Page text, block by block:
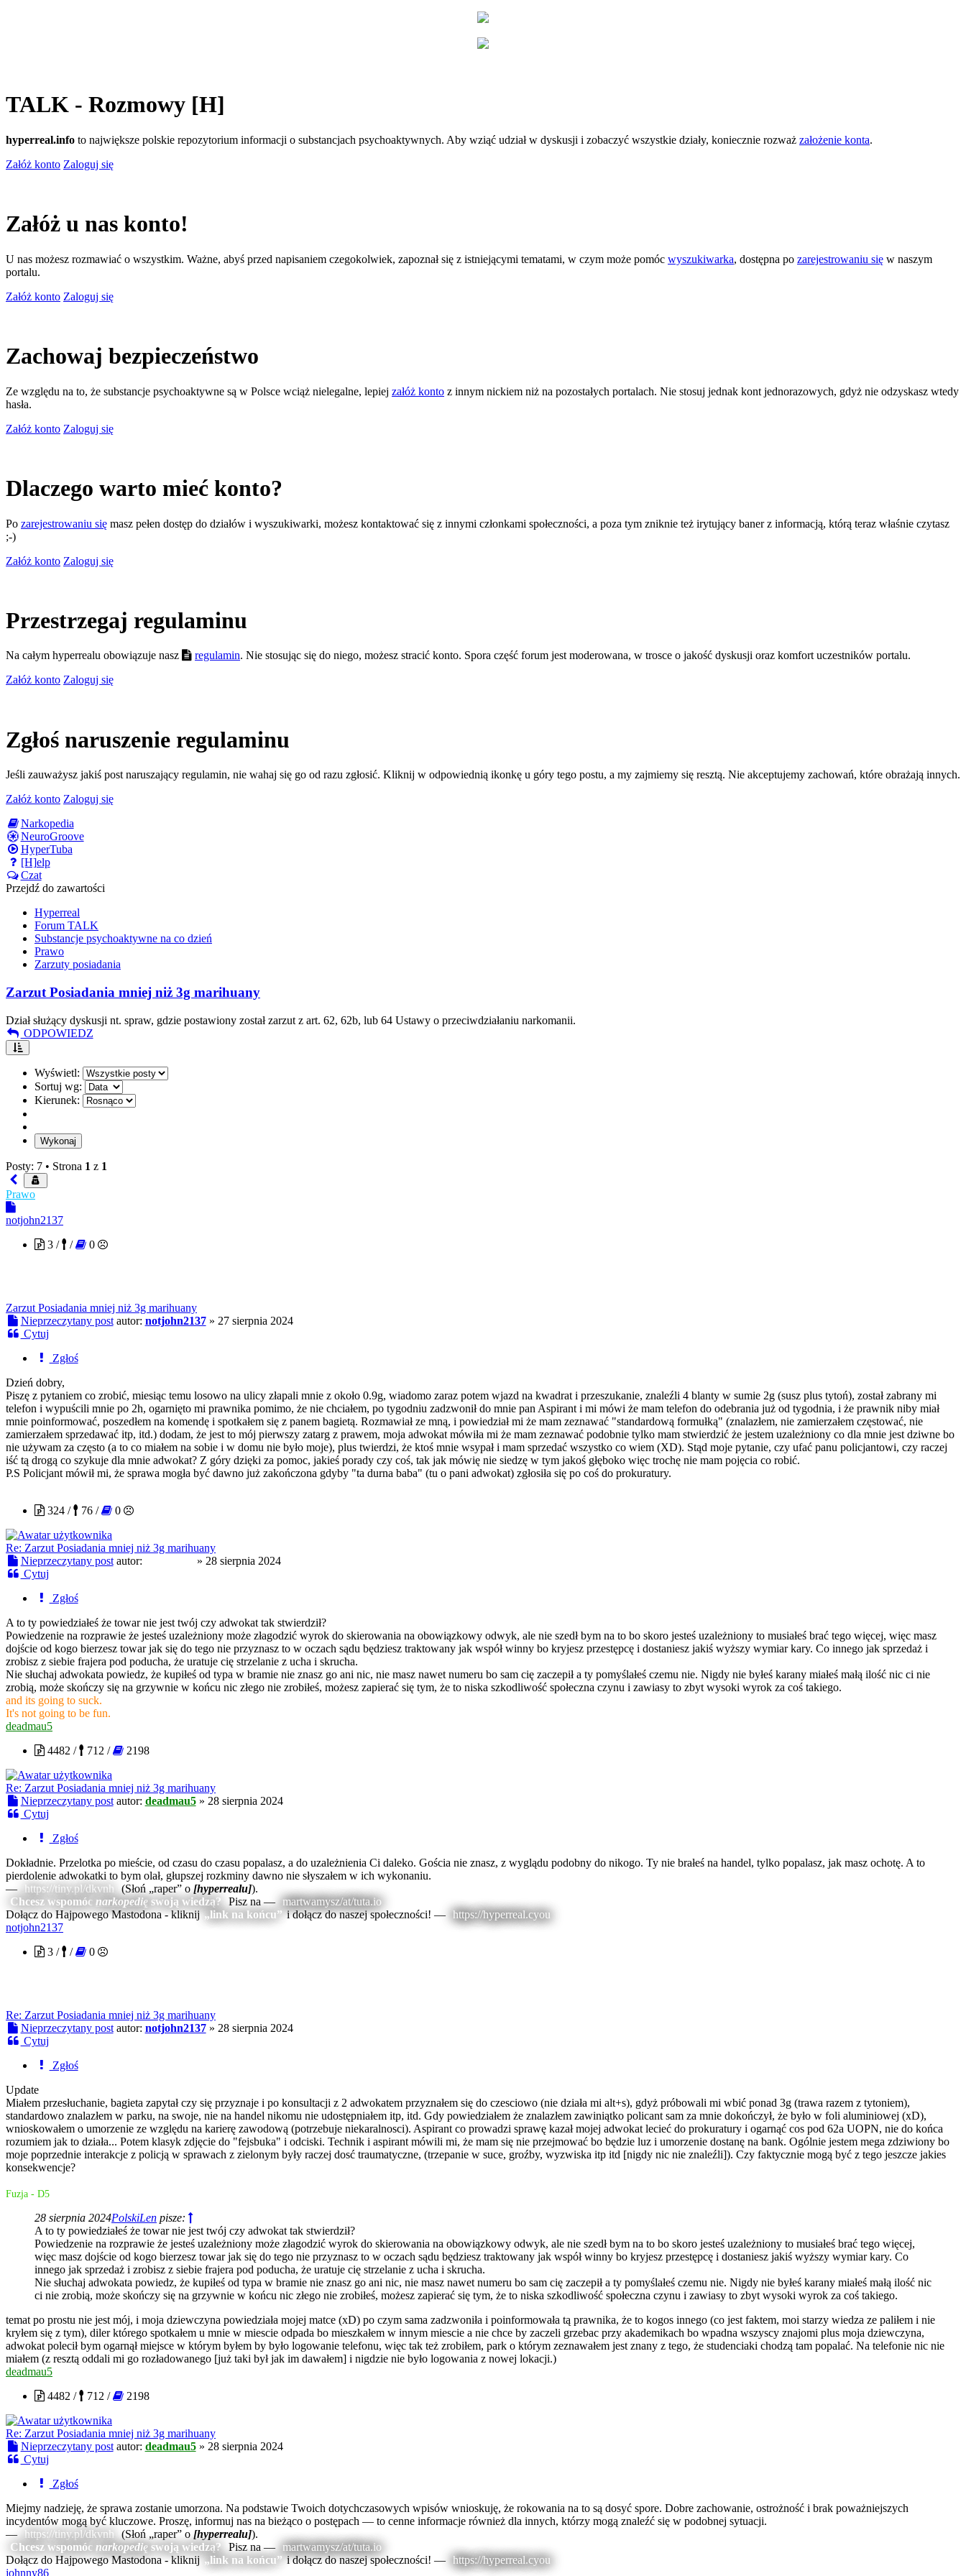
TALK - Rozmowy [H]
hyperreal.info to największe polskie repozytorium informacji o substancjach psychoaktywnych. Aby wziąć udział w dyskusji i zobaczyć wszystkie działy, koniecznie rozważ założenie konta.
Załóż konto Zaloguj się
Załóż u nas konto!
U nas możesz rozmawiać o wszystkim. Ważne, abyś przed napisaniem czegokolwiek, zapoznał się z istniejącymi tematami, w czym może pomóc wyszukiwarka, dostępna po zarejestrowaniu się w naszym
portalu.
Załóż konto Zaloguj się
Zachowaj bezpieczeństwo
Ze względu na to, że substancje psychoaktywne są w Polsce wciąż nielegalne, lepiej załóż konto z innym nickiem niż na pozostałych portalach. Nie stosuj jednak kont jednorazowych, gdyż nie odzyskasz wtedy
hasła.
Załóż konto Zaloguj się
Dlaczego warto mieć konto?
Po zarejestrowaniu się masz pełen dostęp do działów i wyszukiwarki, możesz kontaktować się z innymi członkami społeczności, a poza tym zniknie też irytujący baner z informacją, którą teraz właśnie czytasz
;-)
Załóż konto Zaloguj się
Przestrzegaj regulaminu
Na całym hyperrealu obowiązuje nasz regulamin. Nie stosując się do niego, możesz stracić konto. Spora część forum jest moderowana, w trosce o jakość dyskusji oraz komfort uczestników portalu.
Załóż konto Zaloguj się
Zgłoś naruszenie regulaminu
Jeśli zauważysz jakiś post naruszający regulamin, nie wahaj się go od razu zgłosić. Kliknij w odpowiednią ikonkę u góry tego postu, a my zajmiemy się resztą. Nie akceptujemy zachowań, które obrażają innych.
Załóż konto Zaloguj się
Narkopedia
NeuroGroove
HyperTuba
[H]elp
Czat
Przejdź do zawartości
Hyperreal
Forum TALK
Substancje psychoaktywne na co dzień
Prawo
Zarzuty posiadania
Zarzut Posiadania mniej niż 3g marihuany
Dział służący dyskusji nt. spraw, gdzie postawiony został zarzut z art. 62, 62b, lub 64 Ustawy o przeciwdziałaniu narkomanii.
ODPOWIEDZ
Wyświetl:
Sortuj wg:
Kierunek:
Posty: 7 • Strona 1 z 1
Prawo
notjohn2137
3 /
/ 0
Zarzut Posiadania mniej niż 3g marihuany
Nieprzeczytany post autor: notjohn2137» 27 sierpnia 2024
Cytuj
Zgłoś
Dzień dobry,
Piszę z pytaniem co zrobić, miesiąc temu losowo na ulicy złapali mnie z około 0.9g, wiadomo zaraz potem wjazd na kwadrat i przeszukanie, znaleźli 4 blanty w sumie 2g (susz plus tytoń), został zabrany mi
telefon i wypuścili mnie po 2h, ogarnięto mi prawnika pomimo, że nie chciałem, po tygodniu zadzwonił do mnie pan Aspirant i mi mówi że mam telefon do odebrania już od tygodnia, i że prawnik niby miał
mnie poinformować, poszedłem na komendę i spotkałem się z panem bagietą. Rozmawiał ze mną, i powiedział mi że mam zeznawać "standardową formułką" (znalazłem, nie zamierzałem częstować, nie
zamierzałem sprzedawać itp, itd.) dodam, że jest to mój pierwszy zatarg z prawem, moja adwokat mówiła mi że mam zeznawać podobnie tylko mam stwierdzić że jestem uzależniony co dla mnie jest dziwne bo
nie używam za często (a to co miałem na sobie i w domu nie było moje), plus twierdzi, że ktoś mnie wsypał i mam sprzedać wszystko co wiem (XD). Stąd moje pytanie, czy ufać panu policjantowi, czy raczej
iść tą drogą co szykuje dla mnie adwokat? Z góry dzięki za pomoc, jakieś porady czy coś, tak jak mówię nie siedzę w tym jakoś głęboko więc trochę nie mam pojęcia co robić.
P.S Policjant mówił mi, że sprawa mogła być dawno już zakończona gdyby "ta durna baba" (tu o pani adwokat) zgłosiła się po coś do prokuratury.
324 /
76 / 0
Re: Zarzut Posiadania mniej niż 3g marihuany
Nieprzeczytany post autor: » 28 sierpnia 2024
Cytuj
Zgłoś
A to ty powiedziałeś że towar nie jest twój czy adwokat tak stwierdził?
Powiedzenie na rozprawie że jesteś uzależniony może złagodzić wyrok do skierowania na obowiązkowy odwyk, ale nie szedł bym na to bo skoro jesteś uzależniony to musiałeś brać tego więcej, więc masz
dojście od kogo bierzesz towar jak się do tego nie przyznasz to w oczach sądu będziesz traktowany jak współ winny bo kryjesz przestępcę i dostaniesz jakiś wyższy wymiar kary. Co innego jak sprzedaż i
zrobisz z siebie frajera pod poducha, że uratuje cię strzelanie z ucha i skrucha.
Nie słuchaj adwokata powiedz, że kupiłeś od typa w bramie nie znasz go ani nic, nie masz nawet numeru bo sam cię zaczepił a ty pomyślałeś czemu nie. Nigdy nie byłeś karany miałeś małą ilość nic ci nie
zrobią, może skończy się na grzywnie w końcu nic złego nie zrobiłeś, możesz zapierać się tym, że to niska szkodliwość społeczna czynu i zawiasy to zbyt wysoki wyrok za coś takiego.
and its going to suck.
It's not going to be fun.
deadmau5
4482 /
712 / 2198
Re: Zarzut Posiadania mniej niż 3g marihuany
Nieprzeczytany post autor: deadmau5» 28 sierpnia 2024
Cytuj
Zgłoś
Dokładnie. Przelotka po mieście, od czasu do czasu popalasz, a do uzależnienia Ci daleko. Gościa nie znasz, z wyglądu podobny do nikogo. Ty nie brałeś na handel, tylko popalasz, jak masz ochotę. A to
pierdolenie adwokatki to bym olał, głupszej rozkminy dawno nie słyszałem w ich wykonaniu.
— https://tiny.pl/dkvnh (Słoń „raper” o [hyperrealu]).
Chcesz wspomóc narkopedię swoją wiedzą? Pisz na — martwamysz/at/tuta.io
Dołącz do Hajpowego Mastodona - kliknij „link na końcu” i dołącz do naszej społeczności! — https://hyperreal.cyou
notjohn2137
3 /
/ 0
Re: Zarzut Posiadania mniej niż 3g marihuany
Nieprzeczytany post autor: notjohn2137» 28 sierpnia 2024
Cytuj
Zgłoś
Update
Miałem przesłuchanie, bagieta zapytał czy się przyznaje i po konsultacji z 2 adwokatem przyznałem się do czesciowo (nie działa mi alt+s), gdyż próbowali mi wbić ponad 3g (trawa razem z tytoniem),
standardowo znalazłem w parku, na swoje, nie na handel nikomu nie udostępniałem itp, itd. Gdy powiedziałem że znalazłem zawiniątko policant sam za mnie dokończył, że było w foli aluminiowej (xD),
wnioskowałem o umorzenie ze względu na karierę zawodową (potrzebuje niekaralnosci). Aspirant co prowadzi sprawę kazał mojej adwokat lecieć do prokuratury i ogarnąć cos pod 62a UOPN, nie do końca
rozumiem jak to działa... Potem klasyk zdjęcie do "fejsbuka" i odciski. Technik i aspirant mówili mi, że mam się nie przejmować bo będzie luz i umorzenie dostanę na bank. Ogólnie jestem mega zdziwiony bo
moje poprzednie interakcje z policją w sprawach z zielonym były raczej dosć traumatyczne, (trzepanie w suce, groźby, wyzwiska itp itd [nigdy nic nie znaleźli]). Czy faktycznie mogą być z tego jeszcze jakies
konsekwencje?
Fuzja - D5
28 sierpnia 2024PolskiLen pisze:
A to ty powiedziałeś że towar nie jest twój czy adwokat tak stwierdził?
Powiedzenie na rozprawie że jesteś uzależniony może złagodzić wyrok do skierowania na obowiązkowy odwyk, ale nie szedł bym na to bo skoro jesteś uzależniony to musiałeś brać tego więcej,
więc masz dojście od kogo bierzesz towar jak się do tego nie przyznasz to w oczach sądu będziesz traktowany jak współ winny bo kryjesz przestępcę i dostaniesz jakiś wyższy wymiar kary. Co
innego jak sprzedaż i zrobisz z siebie frajera pod poducha, że uratuje cię strzelanie z ucha i skrucha.
Nie słuchaj adwokata powiedz, że kupiłeś od typa w bramie nie znasz go ani nic, nie masz nawet numeru bo sam cię zaczepił a ty pomyślałeś czemu nie. Nigdy nie byłeś karany miałeś małą ilość nic
ci nie zrobią, może skończy się na grzywnie w końcu nic złego nie zrobiłeś, możesz zapierać się tym, że to niska szkodliwość społeczna czynu i zawiasy to zbyt wysoki wyrok za coś takiego.
temat po prostu nie jest mój, i moja dziewczyna powiedziała mojej matce (xD) po czym sama zadzwoniła i poinformowała tą prawnika, że to kogos innego (co jest faktem, moi starzy wiedza ze paliłem i nie
kryłem się z tym), diler którego spotkałem u mnie w miescie odpada bo mieszkałem w innym miescie a nie chce by zaczeli grzebac przy akademikach bo wpadna wszyscy znajomi plus moja dziewczyna,
adwokat polecił bym ogarnął miejsce w którym byłem by było logowanie telefonu, więc tak też zrobiłem, park o którym zeznawałem jest znany z tego, że studenciaki chodzą tam popalać. Na telefonie nic nie
miałem (z resztą oddali mi go rozładowanego [już taki był jak im dawałem] i nigdzie nie było logowania z nowej lokacji.)
deadmau5
4482 /
712 / 2198
Re: Zarzut Posiadania mniej niż 3g marihuany
Nieprzeczytany post autor: deadmau5» 28 sierpnia 2024
Cytuj
Zgłoś
Miejmy nadzieję, że sprawa zostanie umorzona. Na podstawie Twoich dotychczasowych wpisów wnioskuję, że rokowania na to są dosyć spore. Dobre zachowanie, ostrożność i brak poważniejszych
incydentów mogą być kluczowe. Proszę, informuj nas na bieżąco o postępach — to cenne informacje również dla innych, którzy mogą znaleźć się w podobnej sytuacji.
— https://tiny.pl/dkvnh (Słoń „raper” o [hyperrealu]).
Chcesz wspomóc narkopedię swoją wiedzą? Pisz na — martwamysz/at/tuta.io
Dołącz do Hajpowego Mastodona - kliknij „link na końcu” i dołącz do naszej społeczności! — https://hyperreal.cyou
johnny86